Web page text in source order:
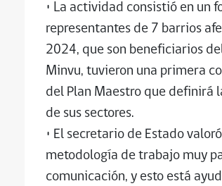
• La actividad consistió en un
representantes de 7 barrios
2024, que son beneficiarios
Minvu, tuvieron una primera
del Plan Maestro que definirá
de sus sectores.
• El secretario de Estado
metodología de trabajo muy
comunicación, y esto está